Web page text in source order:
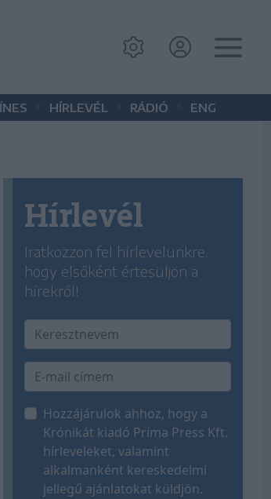
HÍRLEVÉL RÁDIÓ ENG
Hírlevél
Iratkozzon fel hírlevelünkre,
hogy elsőként értesüljön a
hírekről!
Hozzájárulok ahhoz, hogy a
Krónikát kiadó Príma Press Kft.
hírleveleket, valamint
alkalmanként kereskedelmi
jellegű ajánlatokat küldjön.